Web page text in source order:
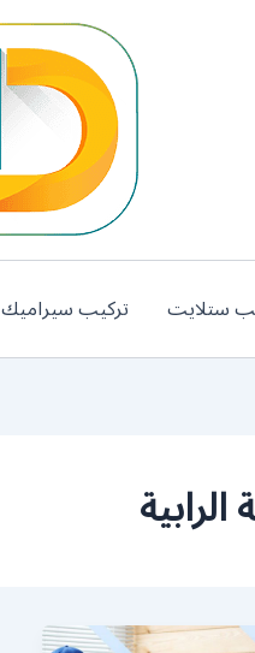
ستلايت تركيب سيراميك